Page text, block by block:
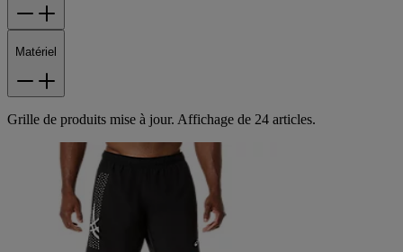
Matériel
Grille de produits mise à jour. Affichage de 24 articles.